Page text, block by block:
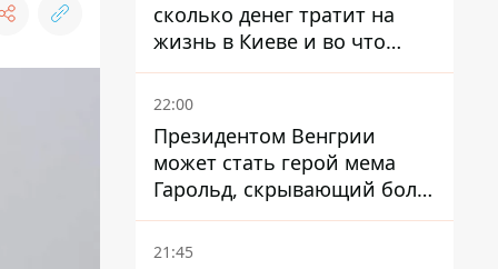
сколько денег тратит на
жизнь в Киеве и во что
вкладывает миллионы
22:00
Президентом Венгрии
может стать герой мема
Гарольд, скрывающий боль
– он возглавил народное
голосование
21:45